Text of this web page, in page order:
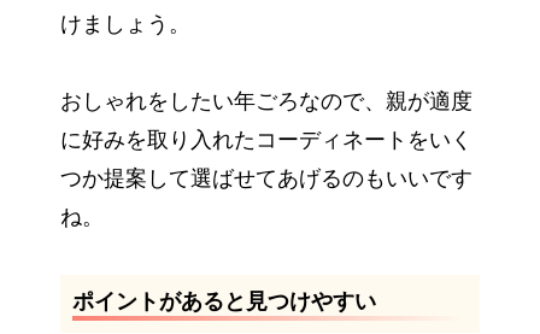
けましょう。
おしゃれをしたい年ごろなので、親が適度
に好みを取り入れたコーディネートをいく
つか提案して選ばせてあげるのもいいです
ね。
ポイントがあると見つけやすい